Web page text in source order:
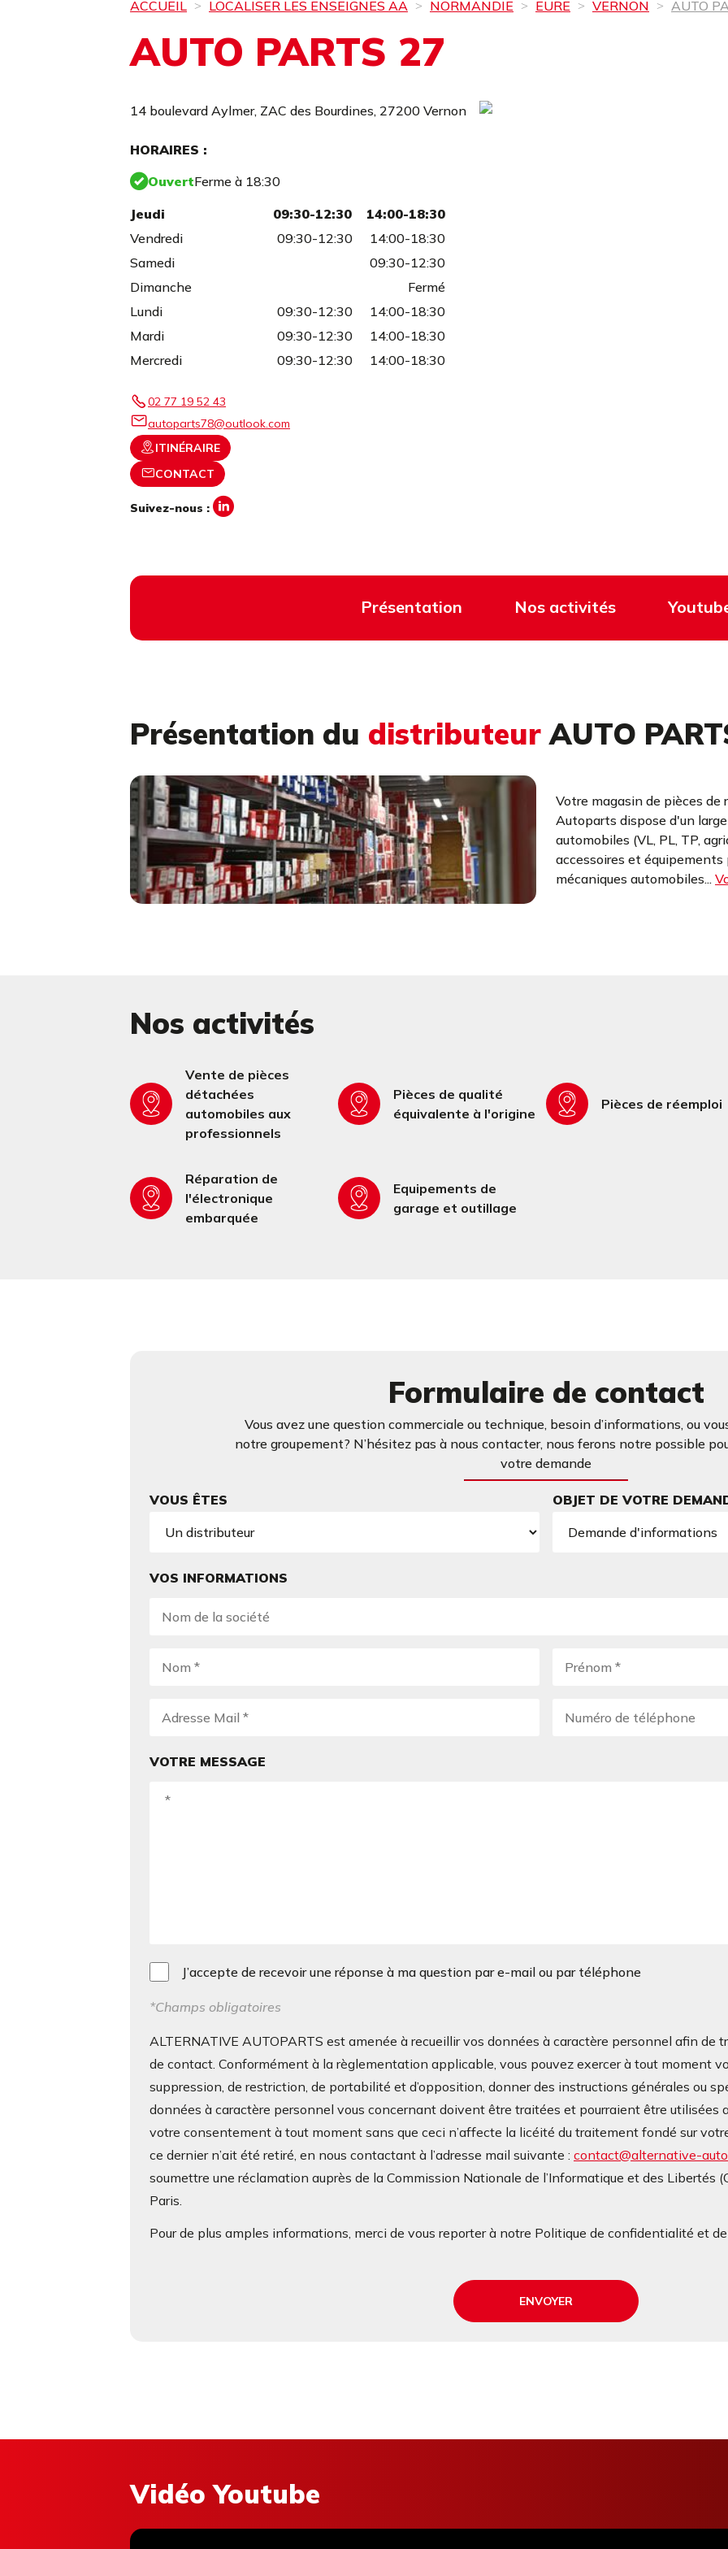
ACCUEIL LOCALISER LES ENSEIGNES AA NORMANDIE EURE VERNON AUTO
AUTO PARTS 27
14 boulevard Aylmer, ZAC des Bourdines, 27200 Vernon
HORAIRES :
OuvertFerme à 18:30
Jeudi
09:30-12:30
14:00-18:30
Vendredi
09:30-12:30
14:00-18:30
Samedi
09:30-12:30
Dimanche
Fermé
Lundi
09:30-12:30
14:00-18:30
Mardi
09:30-12:30
14:00-18:30
Mercredi
09:30-12:30 14:00-18:30
02 77 19 52 43
autoparts78@outlook.com
ITINÉRAIRE
CONTACT
Suivez-nous :
Présentation Nos activités
Présentation du distributeur AUTO
Votre magasin de pièces
Autoparts dispose d'un
automobiles (VL, PL, TP,
accessoires et
mécaniques automobiles...
Nos activités
Vente de pièces
détachées
automobiles aux
professionnels
Pièces de qualité
équivalente à l'origine
Pièces de réemploi
Réparation de
l'électronique
embarquée
Equipements de
garage et outillage
Formulaire de contact
Vous avez une question commerciale ou technique, besoin d’informations, ou
notre groupement? N’hésitez pas à nous contacter, nous ferons notre possible
votre demande
VOUS ÊTES OBJET DE VOTRE
VOS INFORMATIONS
VOTRE MESSAGE
J’accepte de recevoir une réponse à ma question par e-mail ou par téléphone
*Champs obligatoires
ALTERNATIVE AUTOPARTS est amenée à recueillir vos données à caractère personnel afin de
de contact. Conformément à la règlementation applicable, vous pouvez exercer à tout moment
suppression, de restriction, de portabilité et d’opposition, donner des instructions générales ou
données à caractère personnel vous concernant doivent être traitées et pourraient être utilisées
votre consentement à tout moment sans que ceci n’affecte la licéité du traitement fondé sur
ce dernier n’ait été retiré, en nous contactant à l’adresse mail suivante : contact@alternative-
soumettre une réclamation auprès de la Commission Nationale de l’Informatique et des Libertés
Paris.
Pour de plus amples informations, merci de vous reporter à notre Politique de confidentialité et
ENVOYER
Vidéo Youtube